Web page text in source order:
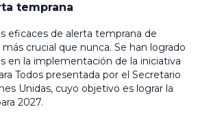
temprana
eficaces de alerta temprana de
crucial que nunca. Se han logrado
en la implementación de la iniciativa
Todos presentada por el Secretario
Unidas, cuyo objetivo es lograr la
2027.